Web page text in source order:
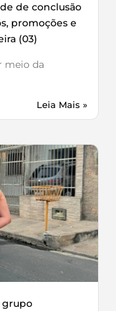
de conclusão
promoções e
(03)
meio da
Leia Mais »
grupo